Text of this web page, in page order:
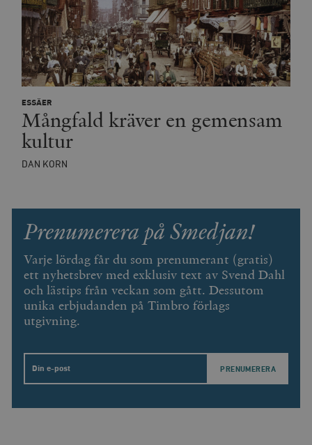
ESSÄER
Mångfald kräver en gemensam
kultur
DAN KORN
Prenumerera på Smedjan!
Varje lördag får du som prenumerant (gratis)
ett nyhetsbrev med exklusiv text av Svend Dahl
och lästips från veckan som gått. Dessutom
unika erbjudanden på Timbro förlags
utgivning.
Email